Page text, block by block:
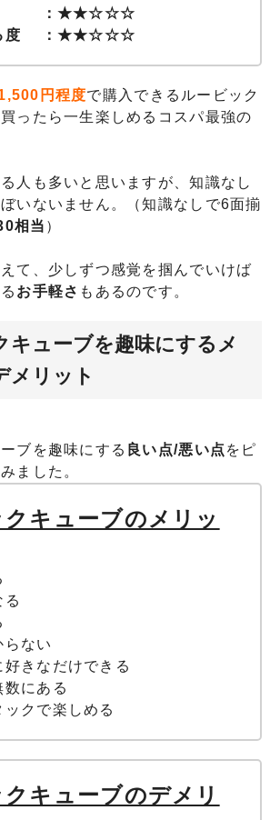
：★★☆☆☆
る度 ：★★☆☆☆
円程度で購入できるルービック
ったら一生楽しめるコスパ最強の
人も多いと思いますが、知識なし
いないません。（知識なしで6面揃
相当 ）
て、少しずつ感覚を掴んでいけば
お手軽さ もあるのです。
キューブを趣味にするメ
メリット
ブを趣味にする 良い点/悪い点 をピ
ました。
キューブのメリッ
る
らない
好きなだけできる
数にある
ックで楽しめる
キューブのデメリ